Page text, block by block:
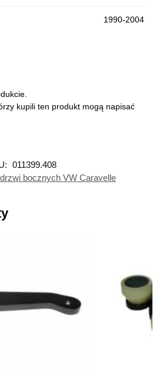
1990-2004
kupili ten produkt mogą napisać
011399.408
bocznych VW Caravelle